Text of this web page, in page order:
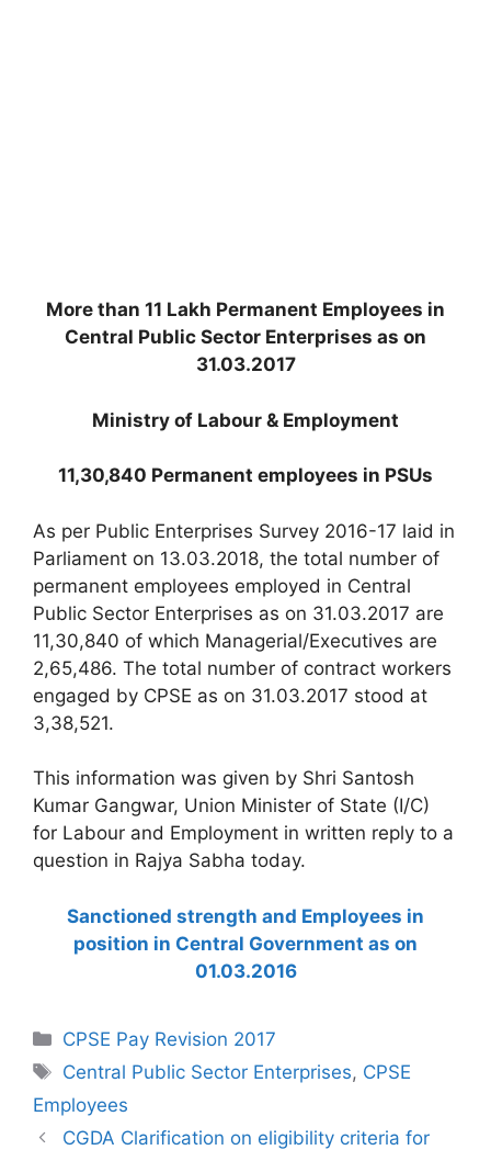
More than 11 Lakh Permanent Employees in
Central Public Sector Enterprises as on
31.03.2017
Ministry of Labour & Employment
11,30,840 Permanent employees in PSUs
As per Public Enterprises Survey 2016-17 laid in
Parliament on 13.03.2018, the total number of
permanent employees employed in Central
Public Sector Enterprises as on 31.03.2017 are
11,30,840 of which Managerial/Executives are
2,65,486. The total number of contract workers
engaged by CPSE as on 31.03.2017 stood at
3,38,521.
This information was given by Shri Santosh
Kumar Gangwar, Union Minister of State (I/C)
for Labour and Employment in written reply to a
question in Rajya Sabha today.
Sanctioned strength and Employees in
position in Central Government as on
01.03.2016
Categories
CPSE Pay Revision 2017
Tags
Central Public Sector Enterprises, CPSE
Employees
CGDA Clarification on eligibility criteria for